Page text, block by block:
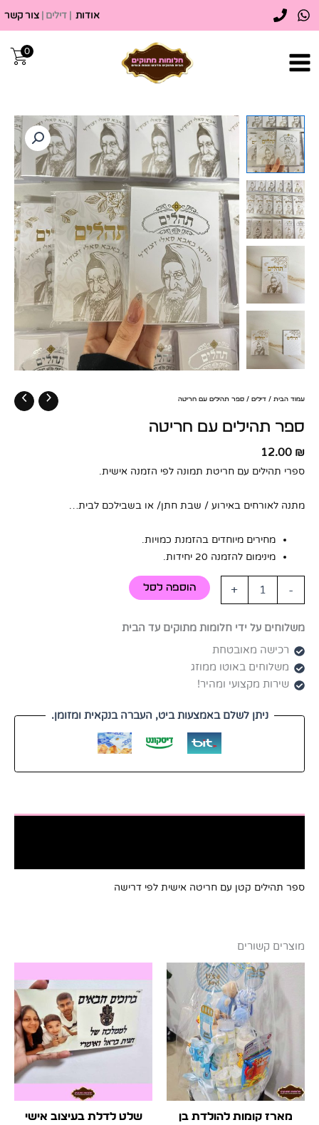
דילוג
לתוכן
אודות | דילים | צור קשר
0
עמוד הבית / דילים / ספר תהילים עם חריטה
ספר תהילים עם חריטה
12.00 ₪
ספרי תהילים עם חריטת תמונה לפי הזמנה אישית.
מתנה לאורחים באירוע / שבת חתן/ או בשבילכם לבית…
מחירים מיוחדים בהזמנת כמויות.
מינימום להזמנה 20 יחידות.
-
כמות
של
ספר
תהילים
עם
חריטה
+ הוספה לסל
משלוחים על ידי חלומות מתוקים עד הבית
רכישה מאובטחת
משלוחים באוטו ממוזג
שירות מקצועי ומהיר!
ניתן לשלם באמצעות ביט, העברה בנקאית ומזומן.
ספר תהילים קטן עם חריטה אישית לפי דרישה
מוצרים קשורים
מארז קומות להולדת בן שלט לדלת בעיצוב אישי